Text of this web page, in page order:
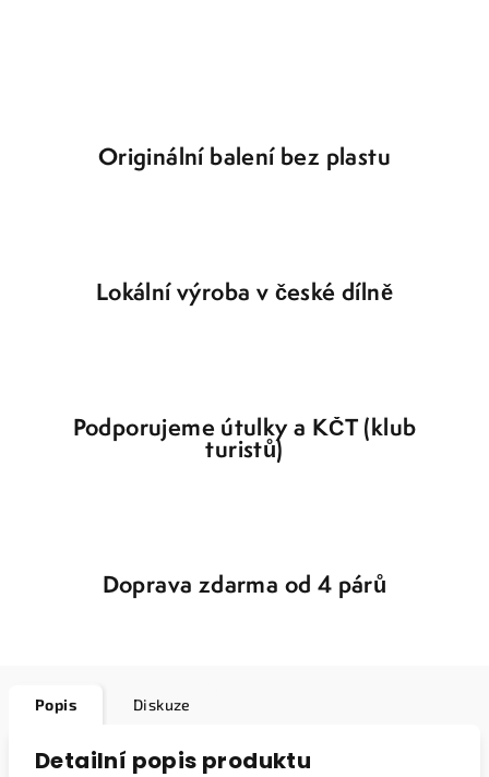
Originální balení bez plastu
Lokální výroba v české dílně
Podporujeme útulky a KČT (klub
turistů)
Doprava zdarma od 4 párů
Popis Diskuze
Detailní popis produktu